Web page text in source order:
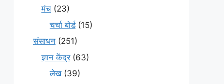
मंच (23)
चर्चा बोर्ड(15)
संसाधन (251)
ज्ञान केंद्र(63)
लेख(39)